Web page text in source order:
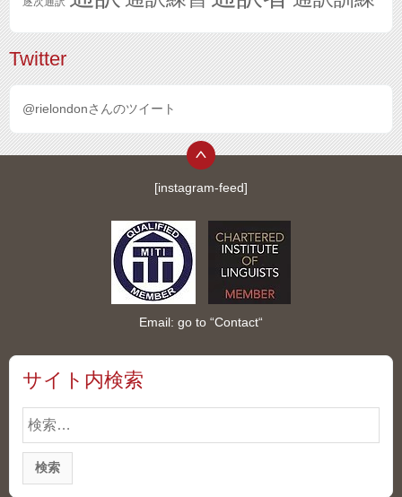
Twitter
@rielondonさんのツイート
[instagram-feed]
Email: go to “Contact“
サイト内検索
検
索: